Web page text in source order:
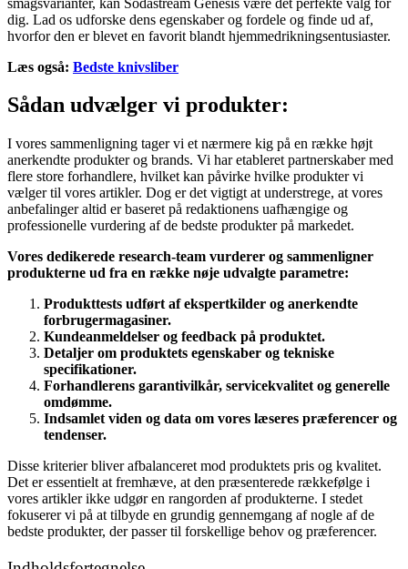
dig. Lad os udforske dens egenskaber og fordele og finde ud af,
hvorfor den er blevet en favorit blandt hjemmedrikningsentusiaster.
Læs også: Bedste knivsliber
Sådan udvælger vi produkter:
I vores sammenligning tager vi et nærmere kig på en række højt
anerkendte produkter og brands. Vi har etableret partnerskaber med
flere store forhandlere, hvilket kan påvirke hvilke produkter vi
vælger til vores artikler. Dog er det vigtigt at understrege, at vores
anbefalinger altid er baseret på redaktionens uafhængige og
professionelle vurdering af de bedste produkter på markedet.
Vores dedikerede research-team vurderer og sammenligner
produkterne ud fra en række nøje udvalgte parametre:
Produkttests udført af ekspertkilder og anerkendte
forbrugermagasiner.
Kundeanmeldelser og feedback på produktet.
Detaljer om produktets egenskaber og tekniske
specifikationer.
Forhandlerens garantivilkår, servicekvalitet og generelle
omdømme.
Indsamlet viden og data om vores læseres præferencer og
tendenser.
Disse kriterier bliver afbalanceret mod produktets pris og kvalitet.
Det er essentielt at fremhæve, at den præsenterede rækkefølge i
vores artikler ikke udgør en rangorden af produkterne. I stedet
fokuserer vi på at tilbyde en grundig gennemgang af nogle af de
bedste produkter, der passer til forskellige behov og præferencer.